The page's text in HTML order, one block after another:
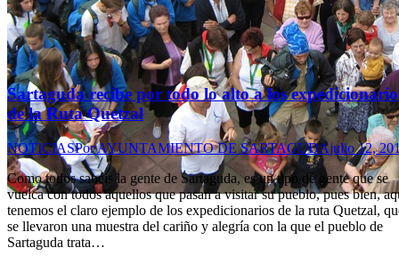
Sartaguda recibe por todo lo alto a los
de la Ruta Quetzal
NOTICIASPorAYUNTAMIENTO DE SARTAGUDAjulio 12,
Como todos sabéis la gente de Sartaguda, es un tipo de gente que se
vuelca con todos aquellos que pasan a visitar su pueblo, pues bien,
tenemos el claro ejemplo de los expedicionarios de la ruta Quetzal,
se llevaron una muestra del cariño y alegría con la que el pueblo de
Sartaguda trata…